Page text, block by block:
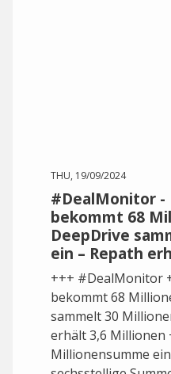
THU, 19/09/2024
#DealMonitor -
bekommt 68
DeepDrive
ein – Repath
+++ #DealMonitor
bekommt 68
sammelt 30
erhält 3,6 Millionen
Millionensumme